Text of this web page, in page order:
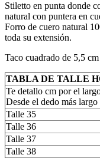
Stiletto en punta donde
natural con puntera en
Forro de cuero natural
toda su extensión.
Taco cuadrado de 5,5
TABLA DE TALLE
Te detallo cm por el
Desde el dedo más
Talle 35
Talle 36
Talle 37
Talle 38